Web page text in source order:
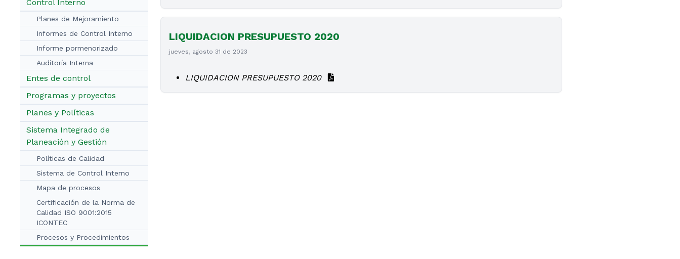
Control Interno
Planes de Mejoramiento
Informes de Control Interno
Informe pormenorizado
Auditoría Interna
Entes de control
Programas y proyectos
Planes y Políticas
Sistema Integrado de
Planeación y Gestión
Políticas de Calidad
Sistema de Control Interno
Mapa de procesos
Certificación de la Norma de
Calidad ISO 9001:2015
ICONTEC
Procesos y Procedimientos
LIQUIDACION PRESUPUESTO 2020
jueves, agosto 31 de 2023
LIQUIDACION PRESUPUESTO 2020